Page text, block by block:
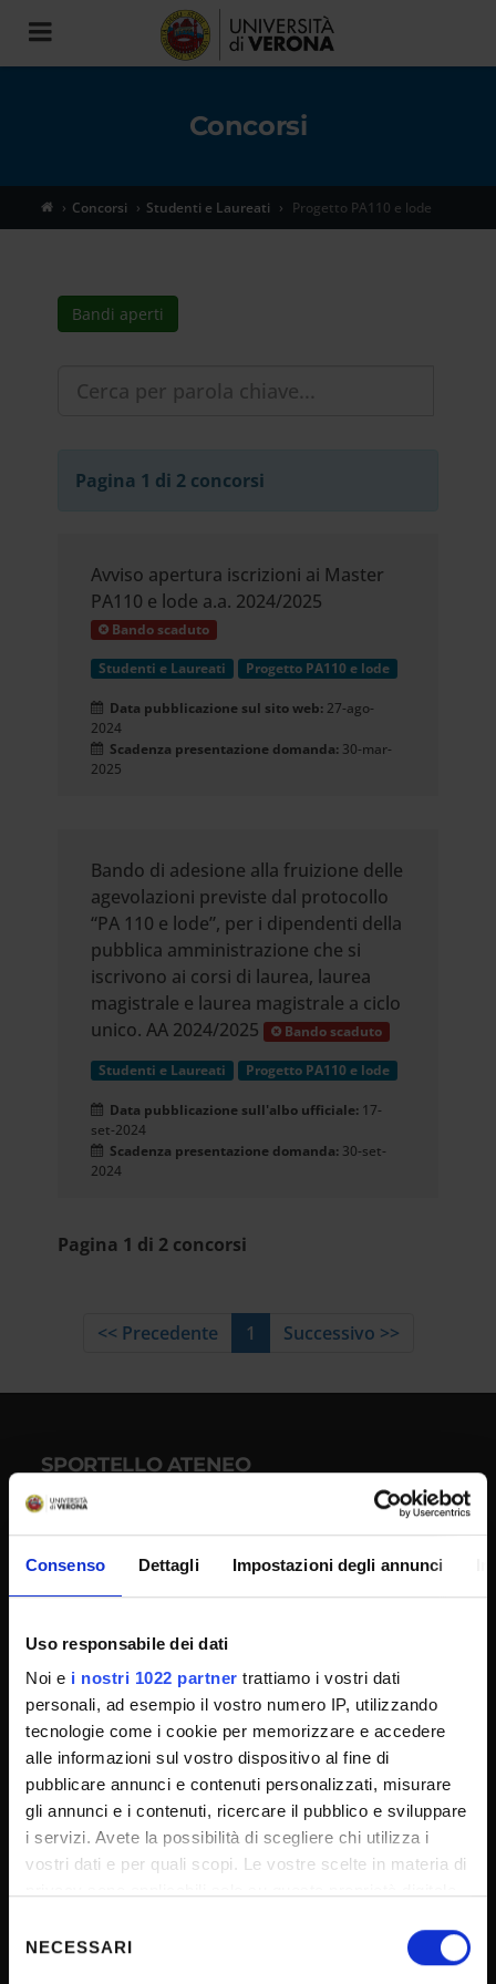
Consenso Dettagli Impostazioni degli annunci
Uso responsabile dei dati
Noi e i nostri 1022 partner trattiamo i vostri dati
personali, ad esempio il vostro numero IP, utilizzando
tecnologie come i cookie per memorizzare e accedere
alle informazioni sul vostro dispositivo al fine di
pubblicare annunci e contenuti personalizzati, misurare
gli annunci e i contenuti, ricercare il pubblico e sviluppare
i servizi. Avete la possibilità di scegliere chi utilizza i
vostri dati e per quali scopi. Le vostre scelte in materia di
modificare o revocare il proprio consenso in qualsiasi
momento dalla Dichiarazione sui cookie o facendo clic
delNECESSARI
Toggle
navigation
Concorsi
Concorsi Studenti e Laureati Progetto PA110 e lode
Bandi aperti
Pagina 1 di 2 concorsi
Avviso apertura iscrizioni ai Master
PA110 e lode a.a. 2024/2025
Bando scaduto
Studenti e Laureati Progetto PA110 e lode
Data pubblicazione sul sito web: 27-ago-
2024
Scadenza presentazione domanda: 30-mar-
2025
Bando di adesione alla fruizione delle
agevolazioni previste dal protocollo
“PA 110 e lode”, per i dipendenti della
pubblica amministrazione che si
iscrivono ai corsi di laurea, laurea
magistrale e laurea magistrale a ciclo
unico. AA 2024/2025
Bando scaduto
Studenti e Laureati Progetto PA110 e lode
Data pubblicazione sull'albo ufficiale: 17-
set-2024
Scadenza presentazione domanda: 30-set-
2024
Pagina 1 di 2 concorsi
<< Precedente 1 Successivo >>
SPORTELLO ATENEO
Gare di appalto
Atti di notifica
Note legali
Privacy
Cookie
Sponsorizzazioni e donazioni
Iniziative e convegni
Il 5x1000 all'Università di Verona
Firma Elettronica Avanzata